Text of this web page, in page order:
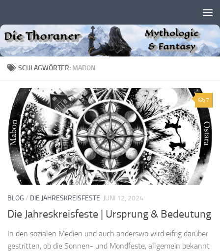
SCHLAGWÖRTER: MABON
7
BLOG / DIE JAHRESKREISFESTE JUNI 12, 2024
Die Jahreskreisfeste | Ursprung & Bedeutung
In den sozialen Medien und auch anderswo wird eifrig darüber
gestritten, ob die Sonnen- und Mondfeste, allgemein bekannt